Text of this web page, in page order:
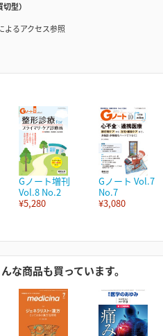
型）
よるアクセス参照
Gノート増刊
Vol.8 No.2
¥5,280
Gノート Vol.7
No.7
¥3,080
な商品も買っています。